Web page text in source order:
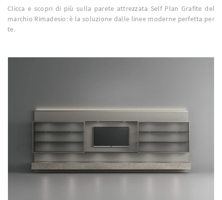
Clicca e scopri di più sulla parete attrezzata Self Plan Grafite del
marchio Rimadesio: è la soluzione dalle linee moderne perfetta per
te.